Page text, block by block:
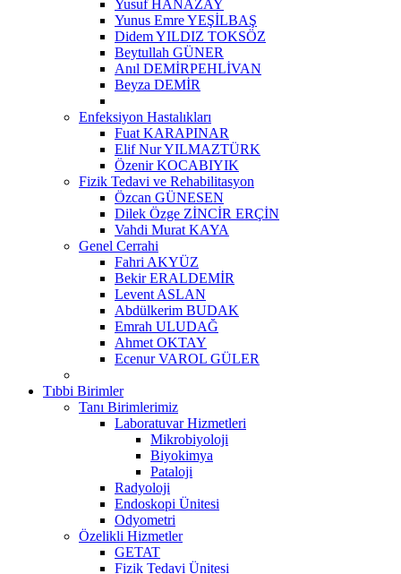
Yusuf HANAZAY
Yunus Emre YEŞİLBAŞ
Didem YILDIZ TOKSÖZ
Beytullah GÜNER
Anıl DEMİRPEHLİVAN
Beyza DEMİR
Enfeksiyon Hastalıkları
Fuat KARAPINAR
Elif Nur YILMAZTÜRK
Özenir KOCABIYIK
Fizik Tedavi ve Rehabilitasyon
Özcan GÜNESEN
Dilek Özge ZİNCİR ERÇİN
Vahdi Murat KAYA
Genel Cerrahi
Fahri AKYÜZ
Bekir ERALDEMİR
Levent ASLAN
Abdülkerim BUDAK
Emrah ULUDAĞ
Ahmet OKTAY
Ecenur VAROL GÜLER
Tıbbi Birimler
Tanı Birimlerimiz
Laboratuvar Hizmetleri
Mikrobiyoloji
Biyokimya
Pataloji
Radyoloji
Endoskopi Ünitesi
Odyometri
Özelikli Hizmetler
GETAT
Fizik Tedavi Ünitesi